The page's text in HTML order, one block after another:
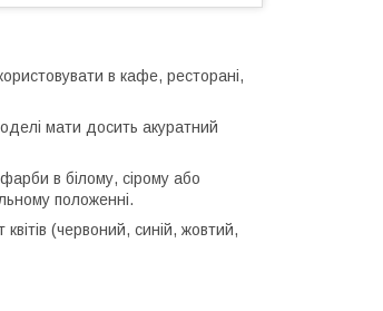
в кафе, ресторані,
мати досить акуратний
в білому, сірому або
положенні.
(червоний, синій, жовтий,